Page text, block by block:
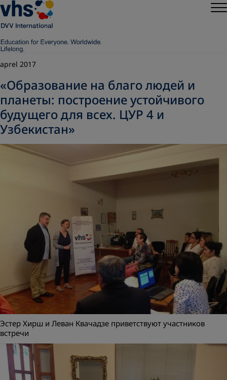
aprel 2017
«Образование на благо людей и
планеты: построение устойчивого
будущего для всех. ЦУР 4 и
Узбекистан»
Эстер Хирш и Леван Квачадзе приветствуют участников
встречи